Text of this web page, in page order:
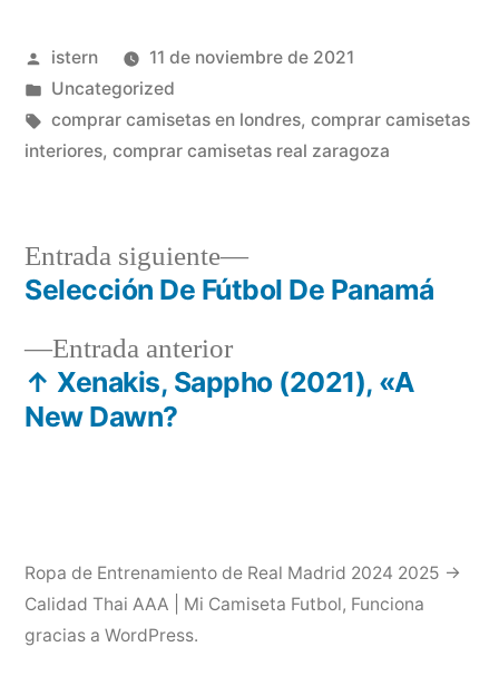
Publicado
por
istern
11 de noviembre de 2021
Publicado
en
Uncategorized
Etiquetas:
comprar camisetas en londres, comprar camisetas
interiores, comprar camisetas real zaragoza
Navegación
de
entradas
Entrada anteriorEntrada
anterior:
↑ Xenakis, Sappho (2021), «A
New Dawn?
Entrada siguiente
Entrada
siguiente:
Selección De Fútbol De Panamá
Ropa de Entrenamiento de Real Madrid 2024 2025 →
Calidad Thai AAA | Mi Camiseta Futbol, Funciona
gracias a WordPress.